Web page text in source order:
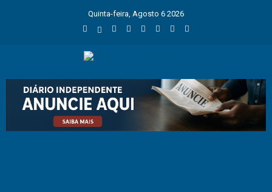
Quinta-feira, Agosto 6 2026